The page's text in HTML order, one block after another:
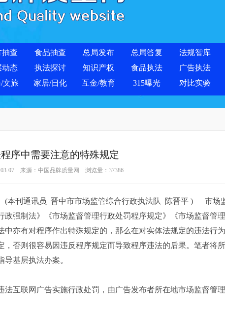
抽查 食品抽查 总局发布 总局答复 法规智库
动态 执法探讨 知识产权 食品执法 广告执法
文旅 家居/日化 互金/教育 315曝光 对比实验
序中需要注意的特殊规定
07 来源： 中国品牌质量网 浏览量： 37386
(本刊通讯员 晋中市市场监管综合行政执法队 陈晋平 ) 市场
强制法》《市场监督管理行政处罚程序规定》《市场监督管理
亦有对程序作出特殊规定的，那么在对实体法规定的违法行为
否则很容易因违反程序规定而导致程序违法的后果。笔者将所
基层执法办案。
互联网广告实施行政处罚，由广告发布者所在地市场监督管理